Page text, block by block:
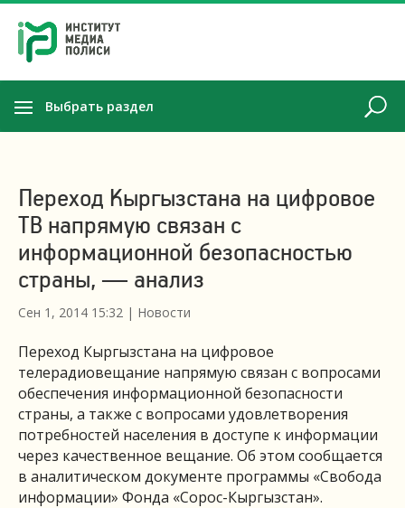
Выбрать раздел
Переход Кыргызстана на цифровое
ТВ напрямую связан с
информационной безопасностью
страны, — анализ
Сен 1, 2014 15:32 | Новости
Переход Кыргызстана на цифровое
телерадиовещание напрямую связан с вопросами
обеспечения информационной безопасности
страны, а также с вопросами удовлетворения
потребностей населения в доступе к информации
через качественное вещание. Об этом сообщается
в аналитическом документе программы «Свобода
информации» Фонда «Сорос-Кыргызстан».